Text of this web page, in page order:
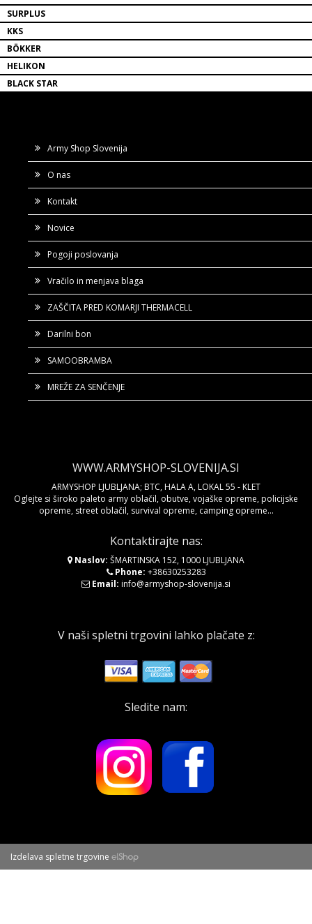
SURPLUS
KKS
BÖKKER
HELIKON
BLACK STAR
Army Shop Slovenija
O nas
Kontakt
Novice
Pogoji poslovanja
Vračilo in menjava blaga
ZAŠČITA PRED KOMARJI THERMACELL
Darilni bon
SAMOOBRAMBA
MREŽE ZA SENČENJE
WWW.ARMYSHOP-SLOVENIJA.SI
ARMYSHOP LJUBLJANA; BTC, HALA A, LOKAL 55 - KLET
Oglejte si široko paleto army oblačil, obutve, vojaške opreme, policijske
opreme, street oblačil, survival opreme, camping opreme...
Kontaktirajte nas:
Naslov: ŠMARTINSKA 152, 1000 LJUBLJANA
Phone: +38630253283
Email: info@armyshop-slovenija.si
V naši spletni trgovini lahko plačate z:
Sledite nam:
Izdelava spletne trgovine